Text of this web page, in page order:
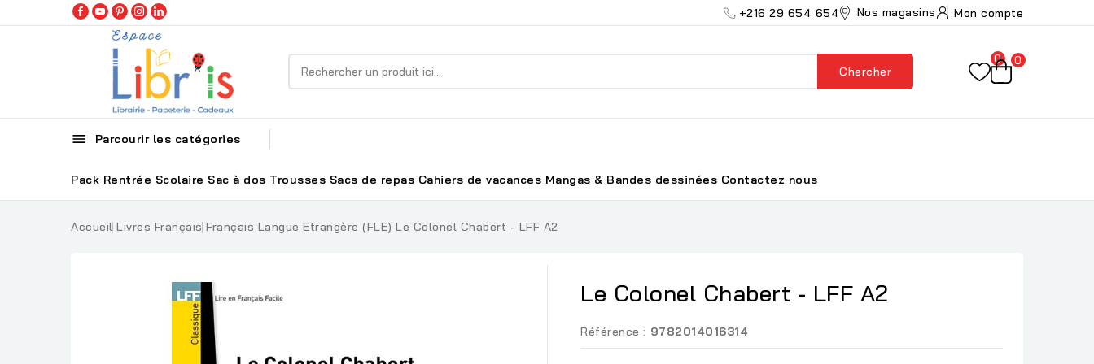
+216 29 654 654 Nos magasins Mon compte
Chercher
0 0
 Parcourir les catégories
Pack Rentrée Scolaire Sac à dos Trousses Sacs de repas Cahiers de vacances Mangas & Bandes dessinées Contactez nous
Accueil Livres Français Français Langue Etrangère (FLE) Le Colonel Chabert - LFF A2
Le Colonel Chabert - LFF A2
Référence : 9782014016314